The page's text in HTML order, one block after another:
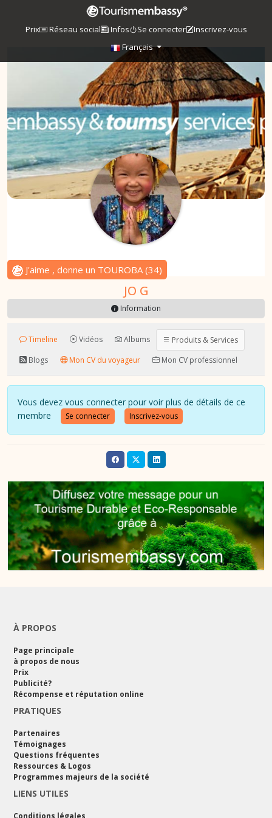
Prix Réseau social Infos Se connecter
Inscrivez-vous
Français
J'aime , donne un TOUROBA(34)
JO G
Information
Timeline Vidéos Albums
Produits & Services
Blogs
Mon CV du voyageur Mon CV professionnel
Vous devez vous connecter pour voir plus de détails de ce
membre
Se connecter Inscrivez-vous
À PROPOS
Page principale
à propos de nous
Prix
Publicité?
Récompense et réputation online
PRATIQUES
Partenaires
Témoignages
Questions fréquentes
Ressources & Logos
Programmes majeurs de la société
LIENS UTILES
Conditions légales